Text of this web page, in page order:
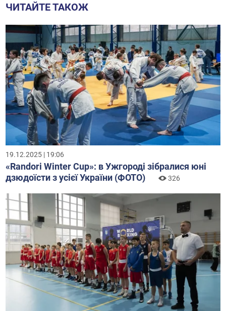
ЧИТАЙТЕ ТАКОЖ
19.12.2025 | 19:06
«Randori Winter Cup»: в Ужгороді зібралися юні
дзюдоїсти з усієї України (ФОТО)
326